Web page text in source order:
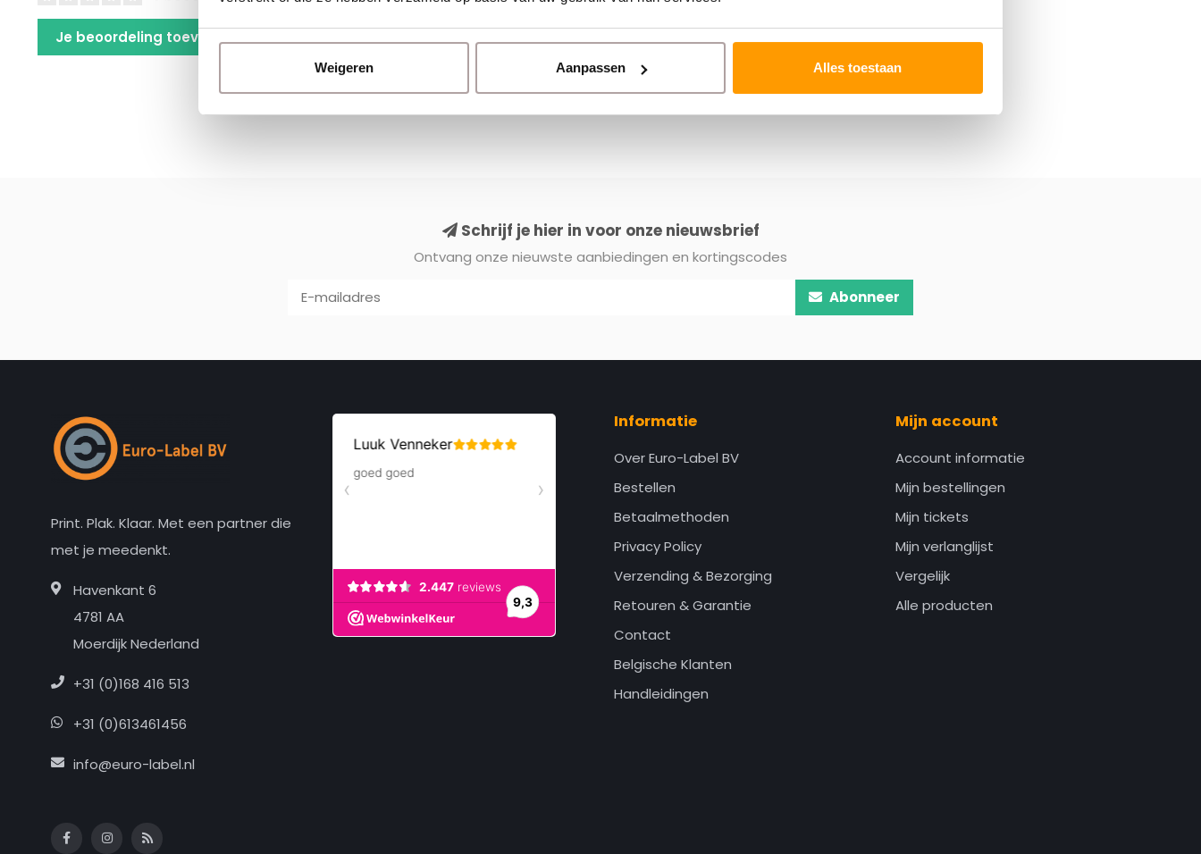
Weigeren Aanpassen Alles toestaan
Je beoordeling toevoegen
Schrijf je hier in voor onze nieuwsbrief
Ontvang onze nieuwste aanbiedingen en kortingscodes
Abonneer
Print. Plak. Klaar. Met een partner die
met je meedenkt.
Havenkant 6
4781 AA
Moerdijk Nederland
+31 (0)168 416 513
+31 (0)613461456
info@euro-label.nl
Informatie
Over Euro-Label BV
Bestellen
Betaalmethoden
Privacy Policy
Verzending & Bezorging
Retouren & Garantie
Contact
Belgische Klanten
Handleidingen
Mijn account
Account informatie
Mijn bestellingen
Mijn tickets
Mijn verlanglijst
Vergelijk
Alle producten